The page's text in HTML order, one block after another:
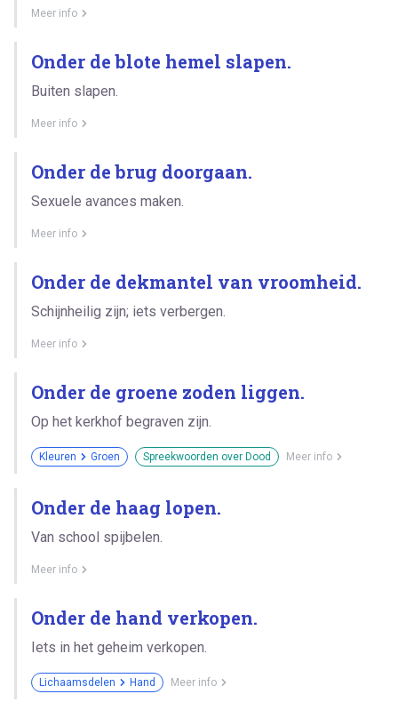
Meer info
Onder de blote hemel slapen.
Buiten slapen.
Meer info
Onder de brug doorgaan.
Sexuele avances maken.
Meer info
Onder de dekmantel van vroomheid.
Schijnheilig zijn; iets verbergen.
Meer info
Onder de groene zoden liggen.
Op het kerkhof begraven zijn.
Kleuren Groen Spreekwoorden over Dood Meer info
Onder de haag lopen.
Van school spijbelen.
Meer info
Onder de hand verkopen.
Iets in het geheim verkopen.
Lichaamsdelen Hand Meer info